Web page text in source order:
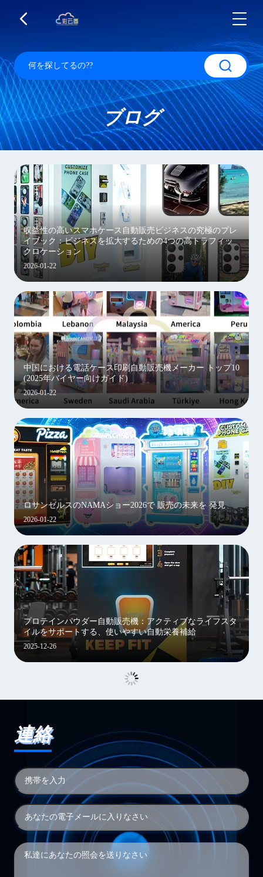
ブログ
2026-01-22
収益性の高いスマホケース自動販売ビジネスの究極のプレ
イブック：ビジネスを拡大するための4つの高トラフィッ
クロケーション
2026-01-22
中国における電話ケース印刷自動販売機メーカー トップ10
(2025年バイヤー向けガイド)
2026-01-22
ロサンゼルスのNAMAショー2026で 販売の未来を 発見
2025-12-26
プロテインパウダー自動販売機：アクティブなライフスタ
イルをサポートする、使いやすい自動栄養補給
連絡